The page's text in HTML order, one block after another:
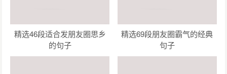
精选46段适合发朋友圈思乡
的句子
精选69段朋友圈霸气的经典
句子